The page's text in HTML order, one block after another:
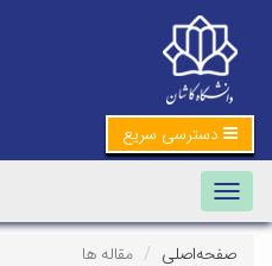
دسترسی سریع
Toggle navigation
صفحه‌اصلی مقاله ها